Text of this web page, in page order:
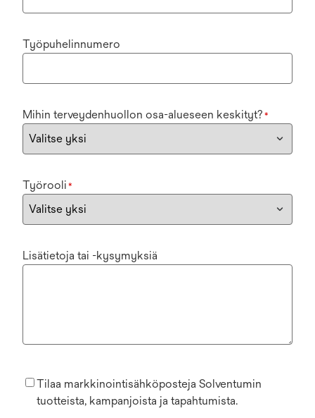
Työpuhelinnumero
Mihin terveydenhuollon osa-alueseen keskityt? *
Työrooli *
Lisätietoja tai -kysymyksiä
Tilaa markkinointisähköposteja Solventumin
tuotteista, kampanjoista ja tapahtumista.